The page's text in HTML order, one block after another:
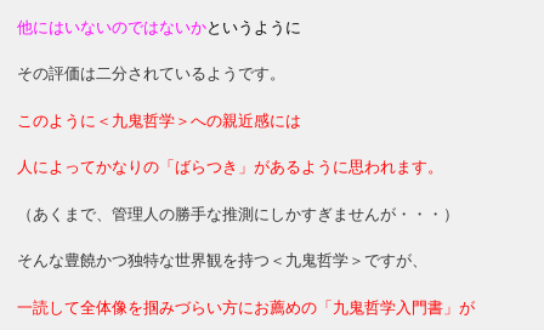
他にはいないのではないかというように
その評価は二分されているようです。
このように＜九鬼哲学＞への親近感には
人によってかなりの「ばらつき」があるように思われます。
（あくまで、管理人の勝手な推測にしかすぎませんが・・・）
そんな豊饒かつ独特な世界観を持つ＜九鬼哲学＞ですが、
一読して全体像を掴みづらい方にお薦めの「九鬼哲学入門書」が